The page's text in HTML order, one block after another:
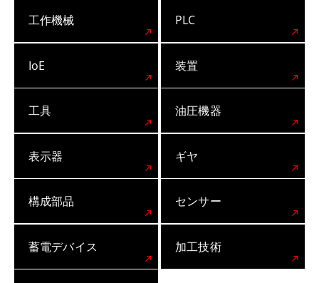
工作機械 PLC
IoE 装置
工具 油圧機器
表示器 ギヤ
構成部品 センサー
蓄電デバイス 加工技術